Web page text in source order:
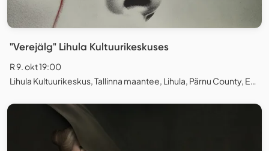
"Verejälg" Lihula Kultuurikeskuses
R 9. okt 19:00
Lihula Kultuurikeskus, Tallinna maantee, Lihula, Pärnu County, Estonia